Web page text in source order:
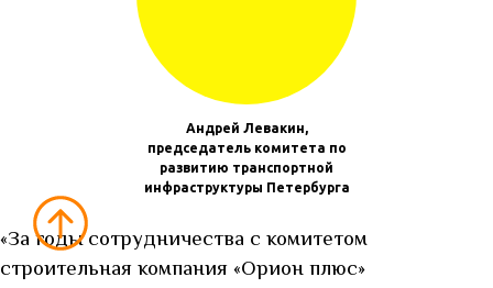
Андрей Левакин,
председатель комитета по
развитию транспортной
инфраструктуры Петербурга
«За годы сотрудничества с комитетом
строительная компания «Орион плюс»